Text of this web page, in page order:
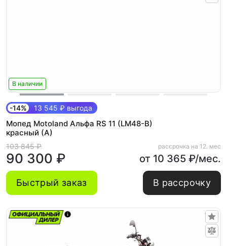
В наличии
-14% 13 545 ₽ выгода
Мопед Motoland Альфа RS 11 (LM48-B)
красный (А)
103 845 ₽
90 300 ₽
рассрочка на 12. мес
от 10 365 ₽/мес.
Быстрый заказ В рассрочку